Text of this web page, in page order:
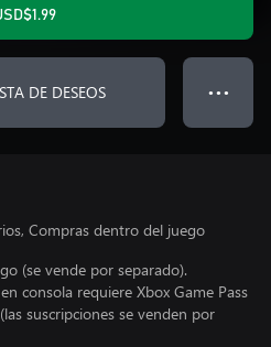
DE DESEOS ● ● ●
Compras dentro del juego
(se vende por separado).
consola requiere Xbox Game Pass
suscripciones se venden por